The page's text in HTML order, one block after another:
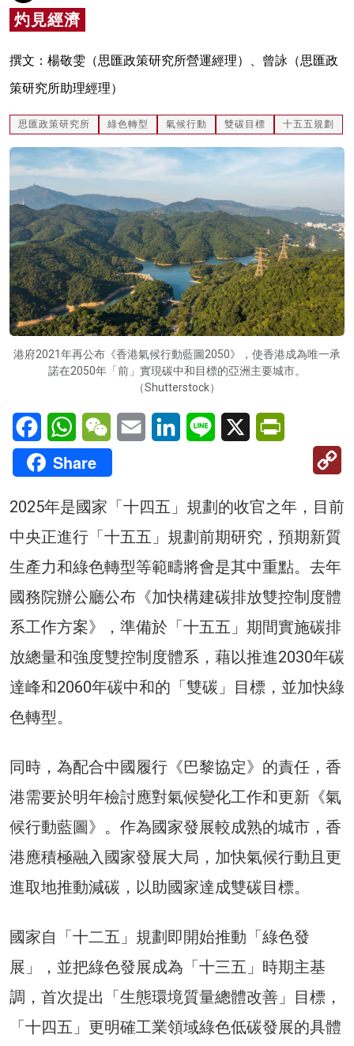
灼見經濟
撰文：楊敬雯（思匯政策研究所營運經理）、曾詠（思匯政
策研究所助理經理）
思匯政策研究所 綠色轉型 氣候行動 雙碳目標 十五五規劃
港府2021年再公布《香港氣候行動藍圖2050》，使香港成為唯一承
諾在2050年「前」實現碳中和目標的亞洲主要城市。
（Shutterstock）
FacebookWhatsAppWeChatEmail LinkedInLine X
Share
2025年是國家「十四五」規劃的收官之年，目前
中央正進行「十五五」規劃前期研究，預期新質
生產力和綠色轉型等範疇將會是其中重點。去年
國務院辦公廳公布《加快構建碳排放雙控制度體
系工作方案》，準備於「十五五」期間實施碳排
放總量和強度雙控制度體系，藉以推進2030年碳
達峰和2060年碳中和的「雙碳」目標，並加快綠
色轉型。
同時，為配合中國履行《巴黎協定》的責任，香
港需要於明年檢討應對氣候變化工作和更新《氣
候行動藍圖》。作為國家發展較成熟的城市，香
港應積極融入國家發展大局，加快氣候行動且更
進取地推動減碳，以助國家達成雙碳目標。
國家自「十二五」規劃即開始推動「綠色發
展」，並把綠色發展成為「十三五」時期主基
調，首次提出「生態環境質量總體改善」目標，
「十四五」更明確工業領域綠色低碳發展的具體